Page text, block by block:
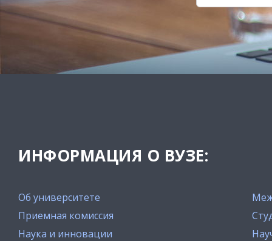
ИНФОРМАЦИЯ О ВУЗЕ:
Об университете
Приемная комиссия
Наука и инновации